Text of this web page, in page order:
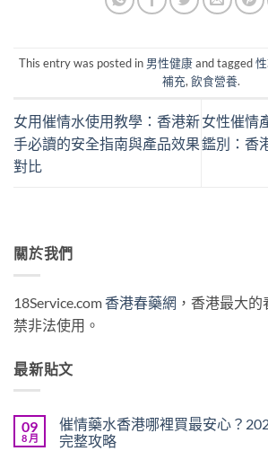
This entry was posted in 男性健康and tagged
補充,飲食營養.
女用催情水使用教學：香港新
手必讀的安全指南與產品效果
對比
女性催情
鑑別：香
關於我們
18Service.com香港春藥網 ，香港最大
禁非法使用。
最新貼文
09
8 月
催情藥水香港哪裡買最安心？
完整攻略